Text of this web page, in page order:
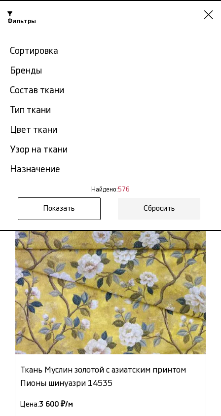
Казань
-15% на ткани по промокоду NY15
Главная Хлопковые ткани
Хлопок опт в Казани
Фильтр
Показать все
Фильтры
Сортировка
Бренды
Состав ткани
Тип ткани
Цвет ткани
Узор на ткани
Назначение
Найдено:576
Сбросить
Ткань Муслин золотой с азиатским принтом
Пионы шинуазри 14535
Цена:3 600 ₽/м